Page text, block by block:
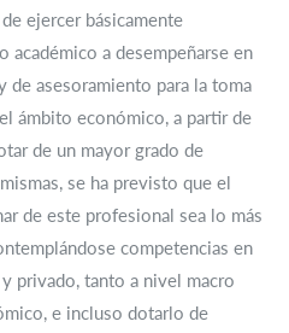
ejercer básicamente
académico a desempeñarse en
de asesoramiento para la toma
ámbito económico, a partir de
de un mayor grado de
se ha previsto que el
de este profesional sea lo más
competencias en
privado, tanto a nivel macro
e incluso dotarlo de